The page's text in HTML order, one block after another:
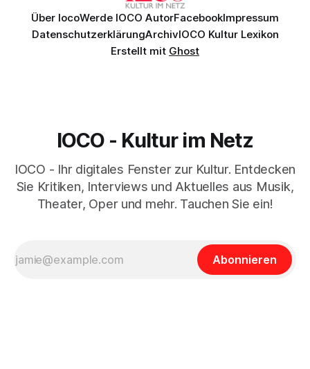
Über IocoWerde IOCO AutorFacebookImpressum
DatenschutzerklärungArchivIOCO Kultur Lexikon
Erstellt mit Ghost
IOCO - Kultur im Netz
IOCO - Ihr digitales Fenster zur Kultur. Entdecken
Sie Kritiken, Interviews und Aktuelles aus Musik,
Theater, Oper und mehr. Tauchen Sie ein!
Abonnieren